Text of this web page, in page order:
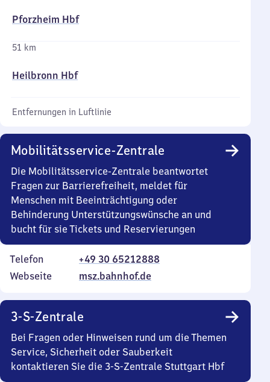
Pforzheim Hbf
51 km
Heilbronn Hbf
Entfernungen in Luftlinie
Mobilitätsservice-Zentrale
Die Mobilitätsservice-Zentrale beantwortet
Fragen zur Barrierefreiheit, meldet für
Menschen mit Beeinträchtigung oder
Behinderung Unterstützungswünsche an und
bucht für sie Tickets und Reservierungen
Telefon
+49 30 65212888
Webseite
msz.bahnhof.de
3-S-Zentrale
Bei Fragen oder Hinweisen rund um die Themen
Service, Sicherheit oder Sauberkeit
kontaktieren Sie die 3-S-Zentrale Stuttgart Hbf